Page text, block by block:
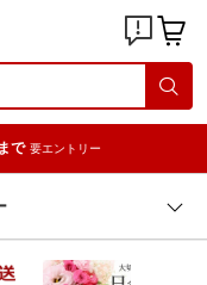
で 要エントリー